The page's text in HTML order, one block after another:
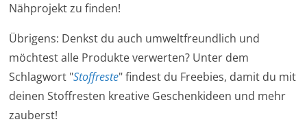
Nähprojekt zu finden!
Übrigens: Denkst du auch umweltfreundlich und
möchtest alle Produkte verwerten? Unter dem
Schlagwort "Stoffreste" findest du Freebies, damit du mit
deinen Stoffresten kreative Geschenkideen und mehr
zauberst!